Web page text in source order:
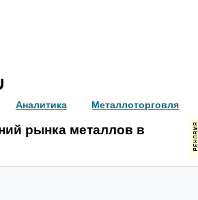
Аналитика Металлоторговля
рынка металлов в